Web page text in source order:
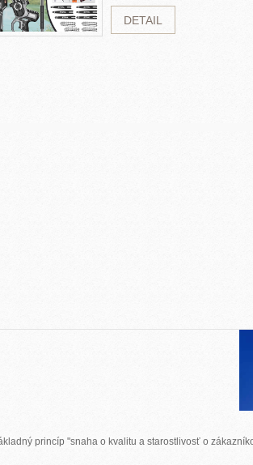
DETAIL
princíp "snaha o kvalitu a starostlivosť o